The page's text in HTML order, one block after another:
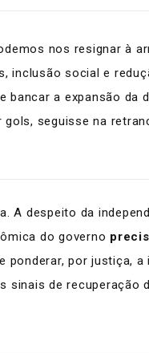
nos resignar à
inclusão social e
a expansão da
seguisse na
A despeito da
do governo
ponderar, por justiça,
sinais de recuperação